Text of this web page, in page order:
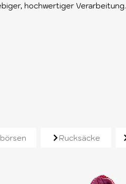
hochwertiger Verarbeitung.
Rucksäcke